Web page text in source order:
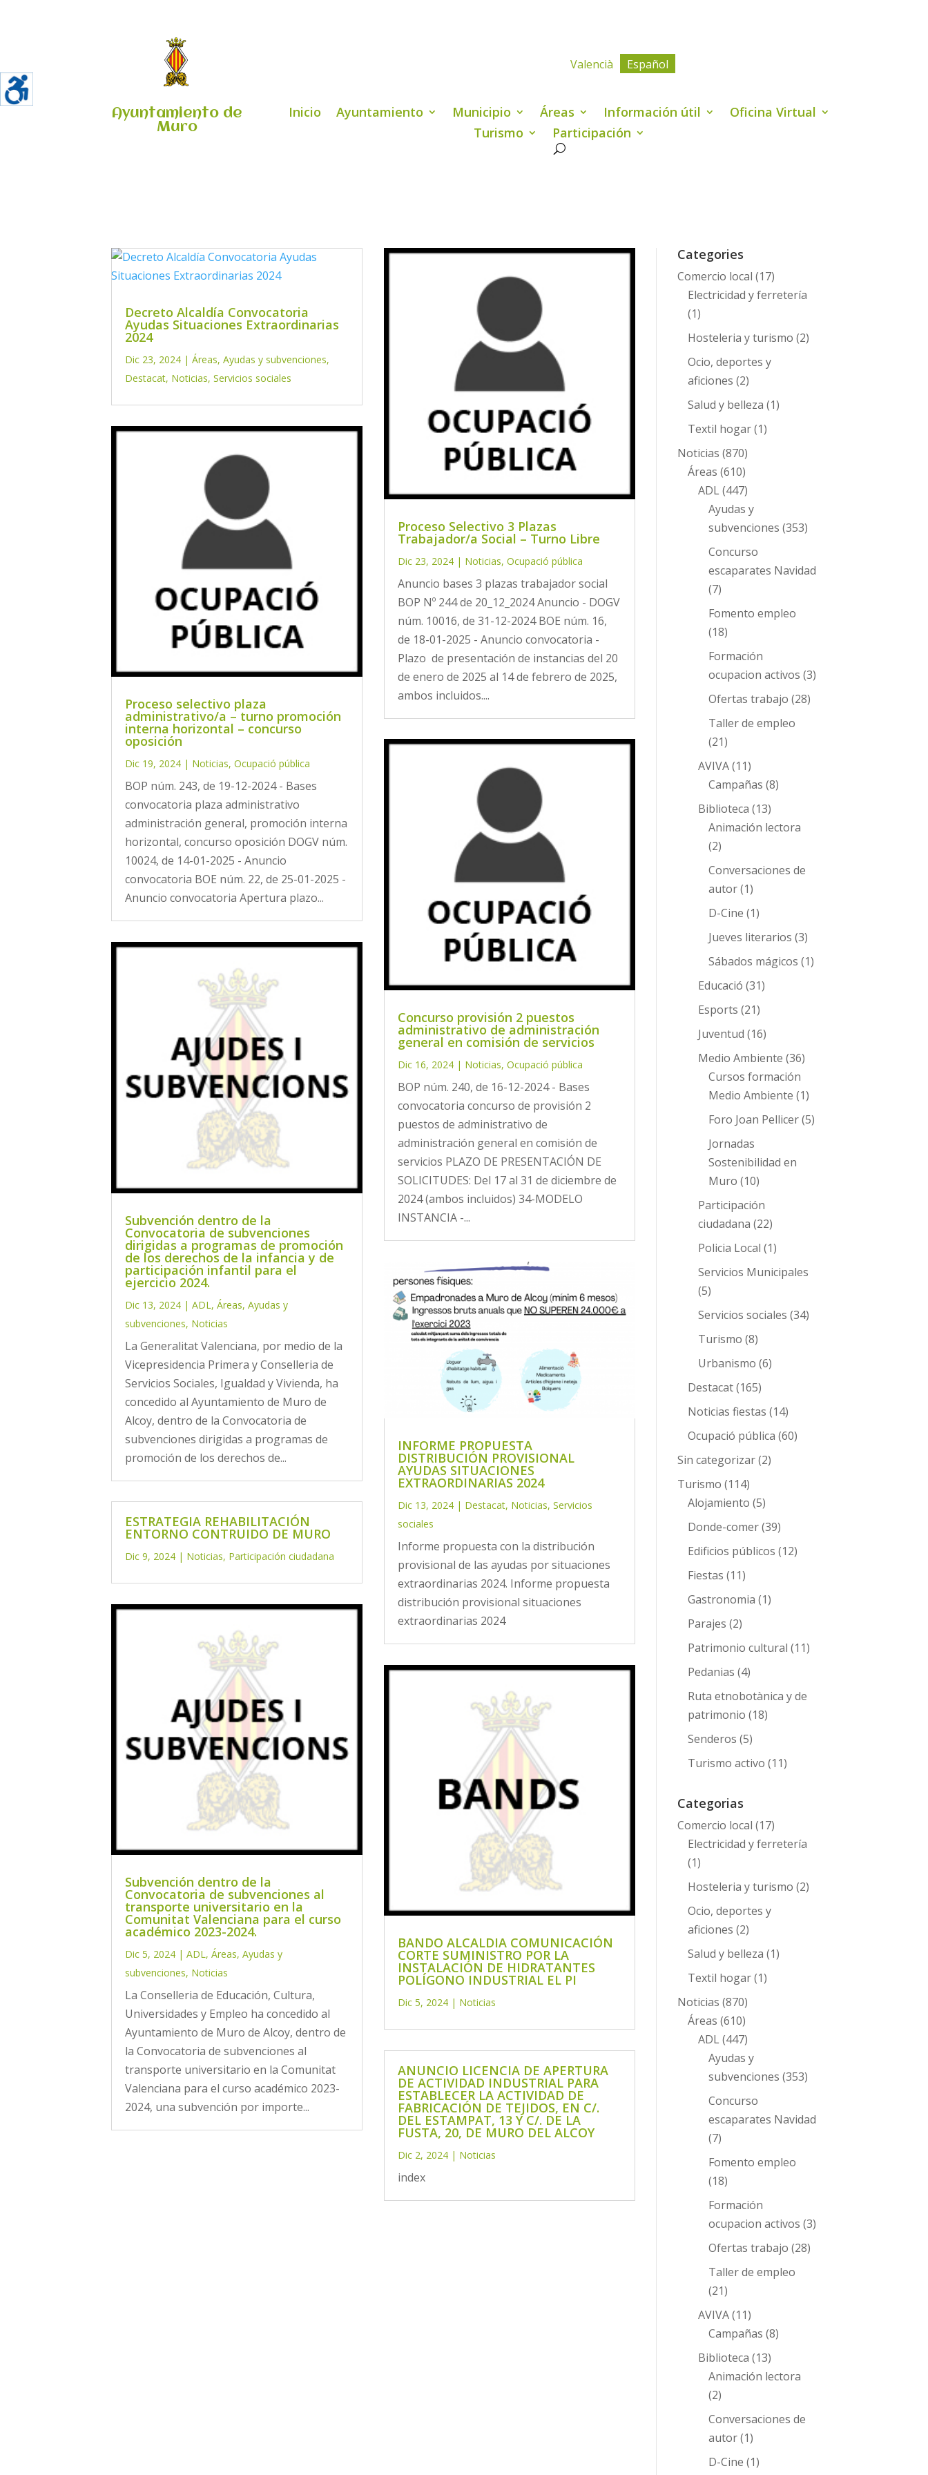
Ayuntamiento de
Muro
Valencià Español
Inicio Ayuntamiento Municipio Áreas Información útil
Oficina Virtual
Turismo
Participación
Decreto Alcaldía Convocatoria
Ayudas Situaciones Extraordinarias
2024
Dic 23, 2024 |Áreas,Ayudas y subvenciones,
Destacat, Noticias,Servicios sociales
Proceso selectivo plaza
administrativo/a – turno promoción
interna horizontal – concurso
oposición
Dic 19, 2024 | Noticias,Ocupació pública
BOP núm. 243, de 19-12-2024 - Bases
convocatoria plaza administrativo
administración general, promoción interna
horizontal, concurso oposición DOGV núm.
10024, de 14-01-2025 - Anuncio
convocatoria BOE núm. 22, de 25-01-2025 -
Anuncio convocatoria Apertura plazo...
Subvención dentro de la
Convocatoria de subvenciones
dirigidas a programas de promoción
de los derechos de la infancia y de
participación infantil para el
ejercicio 2024.
Dic 13, 2024 |ADL ,Áreas,Ayudas y
subvenciones, Noticias
La Generalitat Valenciana, por medio de la
Vicepresidencia Primera y Conselleria de
Servicios Sociales, Igualdad y Vivienda, ha
concedido al Ayuntamiento de Muro de
Alcoy, dentro de la Convocatoria de
subvenciones dirigidas a programas de
promoción de los derechos de...
ESTRATEGIA REHABILITACIÓN
ENTORNO CONTRUIDO DE MURO
Dic 9, 2024 | Noticias, Participación ciudadana
Subvención dentro de la
Convocatoria de subvenciones al
transporte universitario en la
Comunitat Valenciana para el curso
académico 2023-2024.
Dic 5, 2024 |ADL,Áreas,Ayudas y
subvenciones, Noticias
La Conselleria de Educación, Cultura,
Universidades y Empleo ha concedido al
Ayuntamiento de Muro de Alcoy, dentro de
la Convocatoria de subvenciones al
transporte universitario en la Comunitat
Valenciana para el curso académico 2023-
2024, una subvención por importe...
Proceso Selectivo 3 Plazas
Trabajador/a Social – Turno Libre
Dic 23, 2024| Noticias, Ocupació pública
Anuncio bases 3 plazas trabajador social
BOP Nº 244 de 20_12_2024 Anuncio - DOGV
núm. 10016, de 31-12-2024 BOE núm. 16,
de 18-01-2025 - Anuncio convocatoria -
Plazo de presentación de instancias del 20
de enero de 2025 al 14 de febrero de 2025,
ambos incluidos....
Concurso provisión 2 puestos
administrativo de administración
general en comisión de servicios
Dic 16, 2024| Noticias, Ocupació pública
BOP núm. 240, de 16-12-2024 - Bases
convocatoria concurso de provisión 2
puestos de administrativo de
administración general en comisión de
servicios PLAZO DE PRESENTACIÓN DE
SOLICITUDES: Del 17 al 31 de diciembre de
2024 (ambos incluidos) 34-MODELO
INSTANCIA -...
INFORME PROPUESTA
DISTRIBUCIÓN PROVISIONAL
AYUDAS SITUACIONES
EXTRAORDINARIAS 2024
Dic 13, 2024| Destacat, Noticias, Servicios
sociales
Informe propuesta con la distribución
provisional de las ayudas por situaciones
extraordinarias 2024. Informe propuesta
distribución provisional situaciones
extraordinarias 2024
BANDO ALCALDIA COMUNICACIÓN
CORTE SUMINISTRO POR LA
INSTALACIÓN DE HIDRATANTES
POLÍGONO INDUSTRIAL EL PI
Dic 5, 2024| Noticias
ANUNCIO LICENCIA DE APERTURA
DE ACTIVIDAD INDUSTRIAL PARA
ESTABLECER LA ACTIVIDAD DE
FABRICACIÓN DE TEJIDOS, EN C/.
DEL ESTAMPAT, 13 Y C/. DE LA
FUSTA, 20, DE MURO DEL ALCOY
Dic 2, 2024| Noticias
index
Categories
Comercio local (17)
Electricidad y ferretería
(1)
Hosteleria y turismo (2)
Ocio, deportes y
aficiones (2)
Salud y belleza (1)
Textil hogar(1)
Noticias (870)
Áreas (610)
ADL(447)
Ayudas y
subvenciones (353)
Concurso
escaparates Navidad
(7)
Fomento empleo
(18)
Formación
ocupacion activos (3)
Ofertas trabajo (28)
Taller de empleo
(21)
AVIVA(11)
Campañas (8)
Biblioteca (13)
Animación lectora
(2)
Conversaciones de
autor(1)
D-Cine (1)
Jueves literarios (3)
Sábados mágicos (1)
Educació (31)
Esports (21)
Juventud (16)
Medio Ambiente (36)
Cursos formación
Medio Ambiente (1)
Foro Joan Pellicer(5)
Jornadas
Sostenibilidad en
Muro (10)
Participación
ciudadana (22)
Policia Local (1)
Servicios Municipales
(5)
Servicios sociales (34)
Turismo (8)
Urbanismo (6)
Destacat(165)
Noticias fiestas (14)
Ocupació pública (60)
Sin categorizar(2)
Turismo (114)
Alojamiento (5)
Donde-comer(39)
Edificios públicos (12)
Fiestas (11)
Gastronomia (1)
Parajes (2)
Patrimonio cultural (11)
Pedanias (4)
Ruta etnobotànica y de
patrimonio (18)
Senderos (5)
Turismo activo (11)
Categorias
Comercio local (17)
Electricidad y ferretería
(1)
Hosteleria y turismo (2)
Ocio, deportes y
aficiones (2)
Salud y belleza (1)
Textil hogar(1)
Noticias (870)
Áreas (610)
ADL(447)
Ayudas y
subvenciones (353)
Concurso
escaparates Navidad
(7)
Fomento empleo
(18)
Formación
ocupacion activos (3)
Ofertas trabajo (28)
Taller de empleo
(21)
AVIVA(11)
Campañas (8)
Biblioteca (13)
Animación lectora
(2)
Conversaciones de
autor(1)
D-Cine (1)